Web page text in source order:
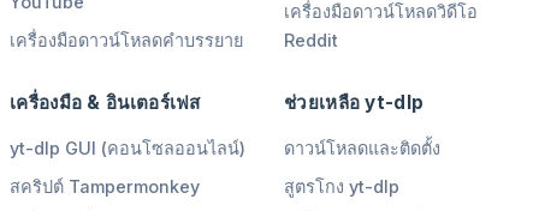
เครื่องมือดาวน์โหลดคำบรรยาย
เครื่องมือดาวน์โหลดวิดีโอ
Reddit
เครื่องมือ & อินเตอร์เฟส
yt-dlp GUI (คอนโซลออนไลน์)
สคริปต์ Tampermonkey
ช่วยเหลือ yt-dlp
ดาวน์โหลดและติดตั้ง
สูตรโกง yt-dlp